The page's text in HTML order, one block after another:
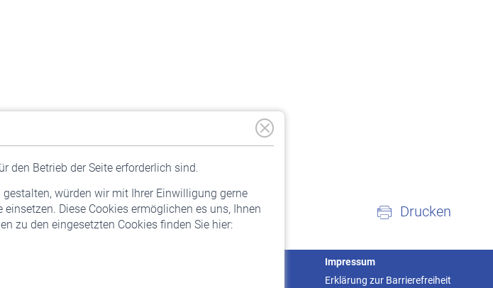
den Betrieb der Seite erforderlich sind.
würden wir mit Ihrer Einwilligung gerne
Diese Cookies ermöglichen es uns, Ihnen
zu den eingesetzten Cookies finden Sie hier:
Drucken
Impressum
Erklärung zur Barrierefreiheit